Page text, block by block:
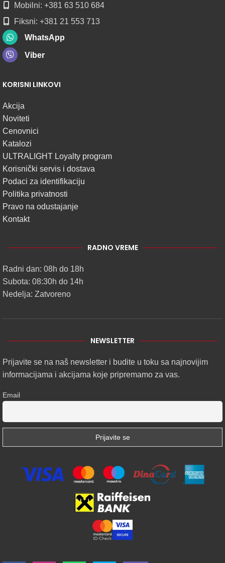
Mobilni: +381 63 510 684
Fiksni: +381 21 553 713
WhatsApp
Viber
KORISNI LINKOVI
Akcija
Noviteti
Cenovnici
Katalozi
ULTRALIGHT Loyalty program
Korisnički servis i dostava
Podaci za identifikaciju
Politika privatnosti
Pravo na odustajanje
Kontakt
RADNO VREME
Radni dan: 08h do 18h
Subota: 08:30h do 14h
Nedelja: Zatvoreno
NEWSLETTER
Prijavite se na naš newsletter i budite u toku sa najnovijim
informacijama i akcijama koje pripremamo za vas.
Email